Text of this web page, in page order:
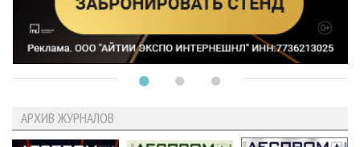
АРХИВ ЖУРНАЛОВ